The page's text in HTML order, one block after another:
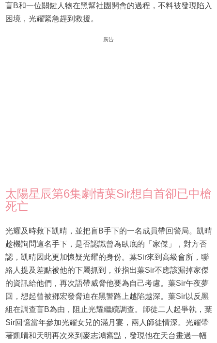
盲B和一位關鍵人物在黑幫社團開會的過程，不料被發現陷入
困境，光耀緊急趕到救援。
廣告
太陽星辰第6集劇情葉Sir想自首卻已中槍
死亡
光耀及時救下凱晴，並把盲B手下的一名成員帶回警局。凱晴
趁機詢問這名手下，是否認識曾為臥底的「家傑」，對方否
認，凱晴因此更加懷疑光耀的身份。葉Sir來到高級會所，聯
絡人提及差點被他的下屬抓到，並指出葉Sir不應該漏掉家傑
的資訊給他們，再次語帶威脅他要為自己考慮。葉Sir午夜夢
回，想起曾被鄧宏發脅迫在黑警路上越陷越深。葉Sir以反黑
組在調查盲B為由，阻止光耀繼續調查。師徒二人起爭執，葉
Sir回憶當年參加光耀女兒的滿月宴，兩人師徒情深。光耀帶
著凱晴和天明再次來到麥志鴻窩點，發現他在天台畫過一幅